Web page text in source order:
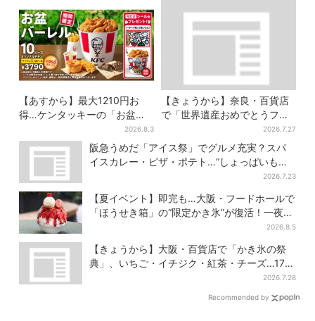
【あすから】最大1210円お
得…ケンタッキーの「お盆パ
ック」、2週間だけ！数量限定
シール付き
2026.8.3
【きょうから】奈良・百貨店
で「世界遺産おめでとうフェ
ア」…2日間限定でコーヒー無
料配布
2026.7.27
阪急うめだ「アイス祭」でグルメ充実？スパ
イスカレー・ピザ・ポテト…“しょっぱいもの
2026.7.23
【夏イベント】即完も…大阪・フードホールで
「ほうせき箱」の“限定かき氷”が復活！一夜限
2026.8.5
【きょうから】大阪・百貨店で「かき氷の祭
典」、いちご・イチジク・紅茶・チーズ…17店
2026.7.28
Recommended by